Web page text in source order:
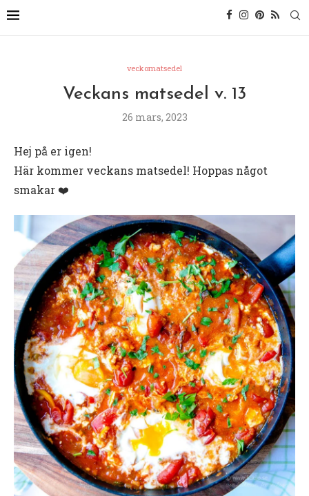
veckomatsedel
Veckans matsedel v. 13
26 mars, 2023
Hej på er igen!
Här kommer veckans matsedel! Hoppas något
smakar ❤️